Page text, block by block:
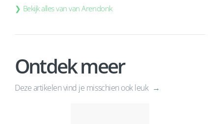
Bekijk alles van van Arendonk
Ontdek meer
Deze artikelen vind je misschien ook leuk